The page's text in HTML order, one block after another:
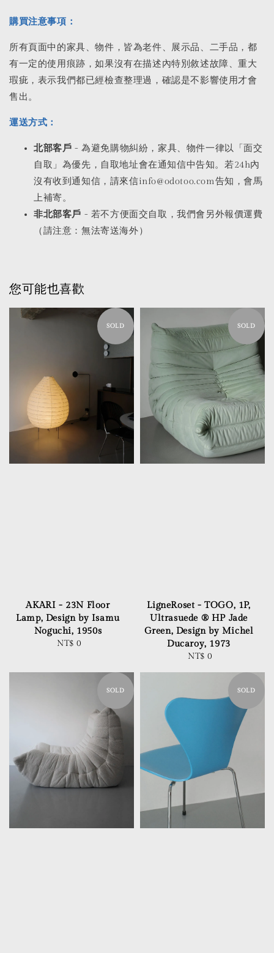
購買注意事項：
所有頁面中的家具、物件，皆為老件、展示品、二手品，都
有一定的使用痕跡，如果沒有在描述內特別敘述故障、重大
瑕疵，表示我們都已經檢查整理過，確認是不影響使用才會
售出。
運送方式：
北部客戶 - 為避免購物糾紛，家具、物件一律以「面交
自取」為優先，自取地址會在通知信中告知。若24h內
沒有收到通知信，請來信info@odotoo.com告知，會馬
上補寄。
非北部客戶 - 若不方便面交自取，我們會另外報價運費
（請注意：無法寄送海外）
您可能也喜歡
SOLD
AKARI - 23N Floor
Lamp, Design by Isamu
Noguchi, 1950s
Regular
NT$ 0
SOLD
LigneRoset - TOGO, 1P,
Ultrasuede ® HP Jade
Green, Design by Michel
Ducaroy, 1973
Regular
NT$ 0
SOLD SOLD